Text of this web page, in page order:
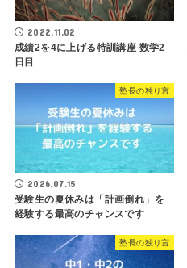
2022.11.02
成績2を4に上げる特訓講座 数学2
日目
塾長の独り言
2026.07.15
受験生の夏休みは「計画倒れ」を
経験する最高のチャンスです
塾長の独り言